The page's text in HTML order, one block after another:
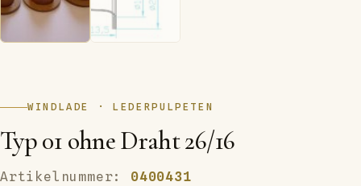
WINDLADE · LEDERPULPETEN
Typ 01 ohne Draht 26/16
Artikelnummer: 0400431